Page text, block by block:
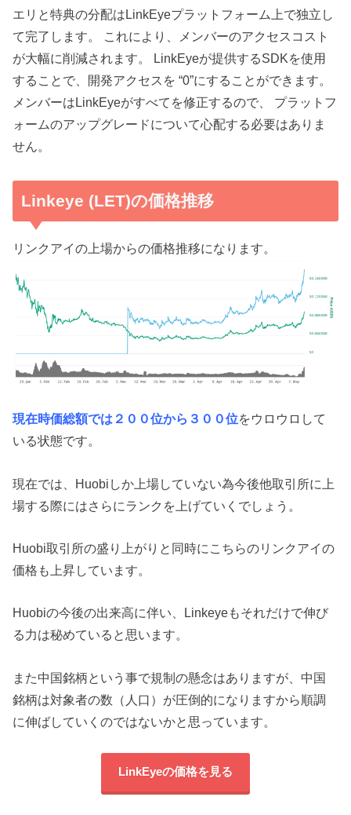
エリと特典の分配はLinkEyeプラットフォーム上で独立し
て完了します。 これにより、メンバーのアクセスコスト
が大幅に削減されます。 LinkEyeが提供するSDKを使用
することで、開発アクセスを “0”にすることができます。
メンバーはLinkEyeがすべてを修正するので、 プラットフ
ォームのアップグレードについて心配する必要はありま
せん。
Linkeye (LET)の価格推移
リンクアイの上場からの価格推移になります。
現在時価総額では２００位から３００位をウロウロして
いる状態です。
現在では、Huobiしか上場していない為今後他取引所に上
場する際にはさらにランクを上げていくでしょう。
Huobi取引所の盛り上がりと同時にこちらのリンクアイの
価格も上昇しています。
Huobiの今後の出来高に伴い、Linkeyeもそれだけで伸び
る力は秘めていると思います。
また中国銘柄という事で規制の懸念はありますが、中国
銘柄は対象者の数（人口）が圧倒的になりますから順調
に伸ばしていくのではないかと思っています。
LinkEyeの価格を見る